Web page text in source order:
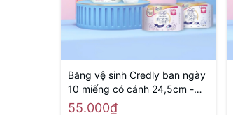
Băng vệ sinh Credly ban ngày
10 miếng có cánh 24,5cm -
Hàng Nhật nội địa
55.000₫